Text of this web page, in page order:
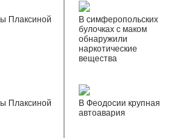
Плаксиной
Плаксиной
В симферопольских
булочках с маком
обнаружили
наркотические
вещества
В Феодосии крупная
автоавария